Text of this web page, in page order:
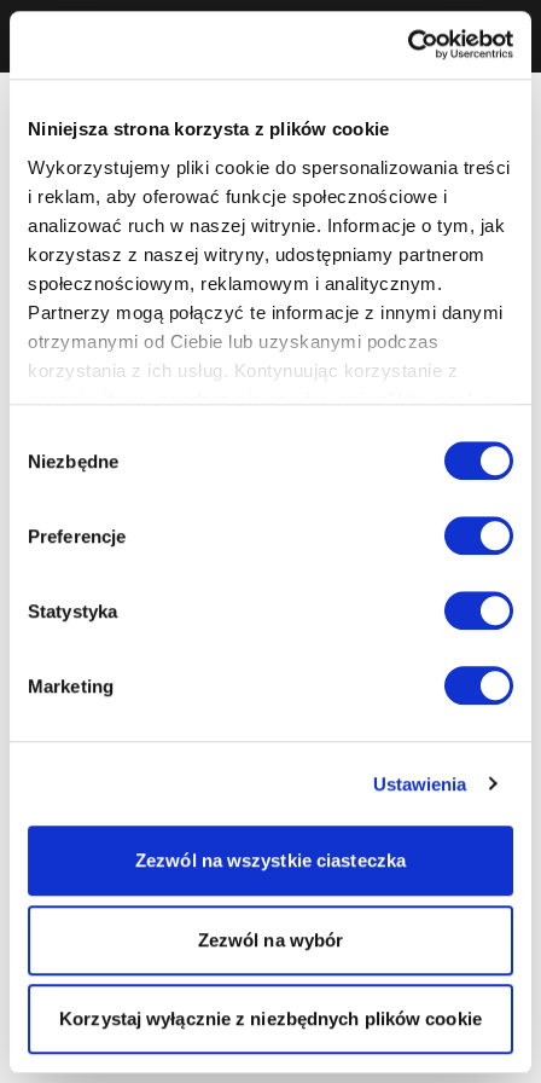
Niniejsza strona korzysta z plików cookie
Wykorzystujemy pliki cookie do spersonalizowania treści
i reklam, aby oferować funkcje społecznościowe i
analizować ruch w naszej witrynie. Informacje o tym, jak
korzystasz z naszej witryny, udostępniamy partnerom
społecznościowym, reklamowym i analitycznym.
Partnerzy mogą połączyć te informacje z innymi danymi
otrzymanymi od Ciebie lub uzyskanymi podczas
korzystania z ich usług. Kontynuując korzystanie z
zgody
Niezbędne
Preferencje
Statystyka
Marketing
Ustawienia
Zezwól na wszystkie ciasteczka
Zezwól na wybór
Korzystaj wyłącznie z niezbędnych plików cookie